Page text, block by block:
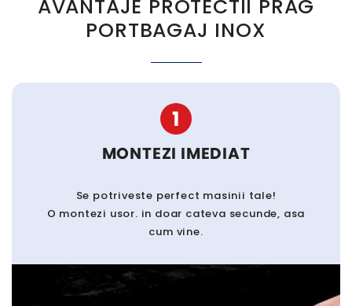
AVANTAJE PROTECTII PRAG
PORTBAGAJ INOX
1
MONTEZI IMEDIAT
Se potriveste perfect masinii tale!
O montezi usor. in doar cateva secunde, asa
cum vine.